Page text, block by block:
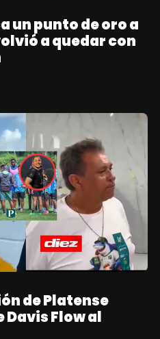
un punto de oro a
a quedar con
de Platense
Davis Flow al